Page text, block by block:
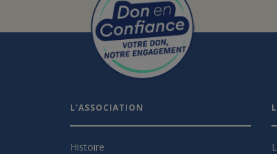
L'ASSOCIATION
Histoire